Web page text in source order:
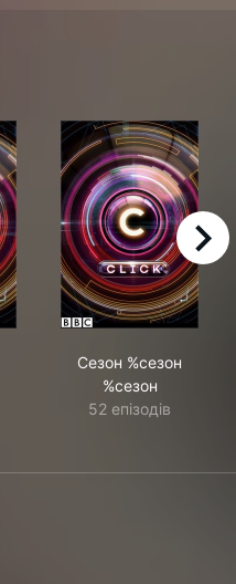
Сезон %сезон
%сезон
52 епізодів
right